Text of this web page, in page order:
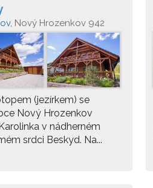
, Nový Hrozenkov 942
(jezírkem) se
Nový Hrozenkov
v nádherném
srdci Beskyd. Na...